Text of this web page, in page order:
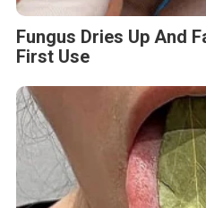
Fungus Dries Up And
First Use